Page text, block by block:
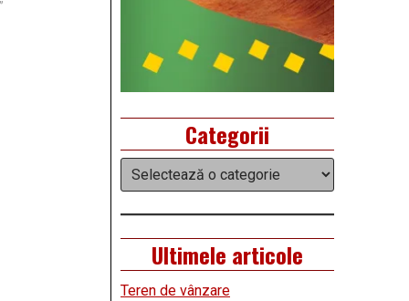
Categorii
Categorii
Ultimele articole
Teren de vânzare